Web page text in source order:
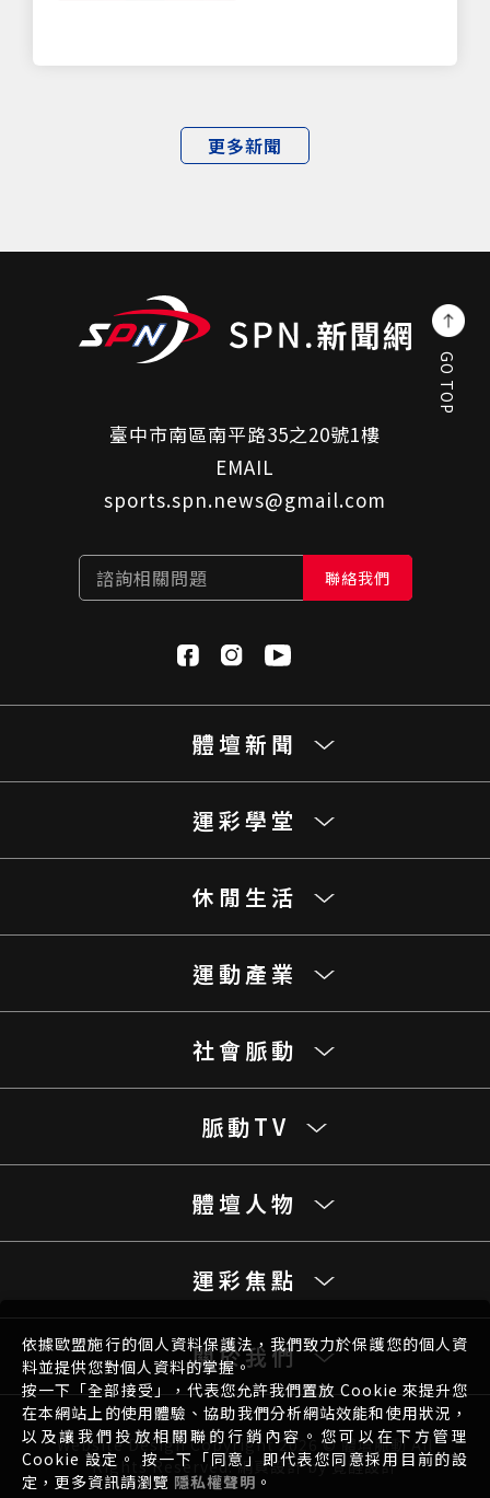
更多新聞
臺中市南區南平路35之20號1樓
EMAIL
sports.spn.news@gmail.com
諮詢相關問題 聯絡我們
體壇新聞
運彩學堂
休閒生活
運動產業
社會脈動
脈動TV
體壇人物
運彩焦點
關於我們
Website DesignCopyright 2026 © 體壇脈動 All
Rights Reserved.網頁設計by覺醒設計
GO TOP
依據歐盟施行的個人資料保護法，我們致力於保護您的個人資
料並提供您對個人資料的掌握。
按一下「全部接受」，代表您允許我們置放 Cookie 來提升您
在本網站上的使用體驗、協助我們分析網站效能和使用狀況，
以及讓我們投放相關聯的行銷內容。您可以在下方管理
Cookie 設定。 按一下「同意」即代表您同意採用目前的設
定，更多資訊請瀏覽 隱私權聲明 。